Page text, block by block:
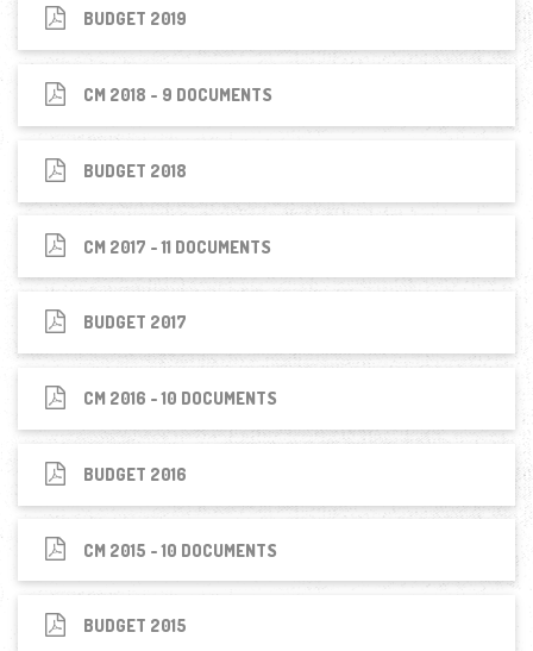
BUDGET 2019
CM 2018 - 9 DOCUMENTS
BUDGET 2018
CM 2017 - 11 DOCUMENTS
BUDGET 2017
CM 2016 - 10 DOCUMENTS
BUDGET 2016
CM 2015 - 10 DOCUMENTS
BUDGET 2015